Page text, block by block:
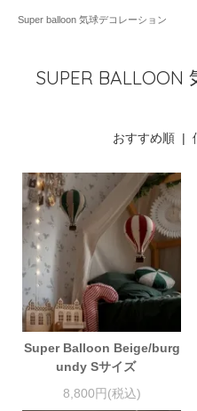
Super balloon 気球デコレーション
SUPER
おすすめ順 |
Super Balloon Beige/burg
undy Sサイズ
8,800円(税込)